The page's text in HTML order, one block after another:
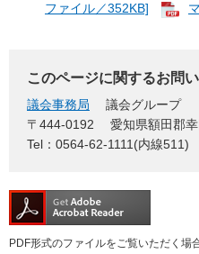
ファイル／352KB]
このページに関するお問
議会事務局
議会グループ
〒444-0192
愛知県額田郡
Tel：0564-62-1111(内線511)
PDF形式のファイルをご覧いただく